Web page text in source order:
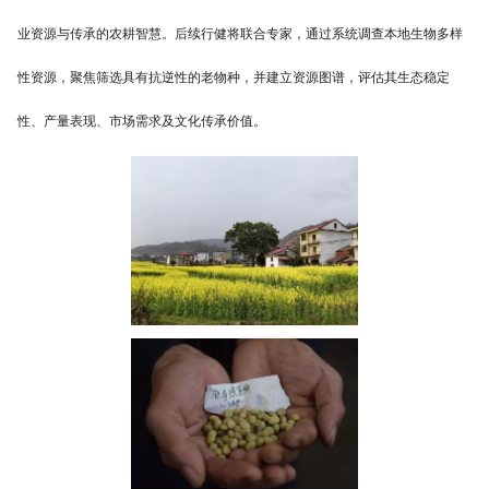
业资源与传承的农耕智慧。后续行健将联合专家，通过系统调查本地生物多样
性资源，聚焦筛选具有抗逆性的老物种，并建立资源图谱，评估其生态稳定
性、产量表现、市场需求及文化传承价值。